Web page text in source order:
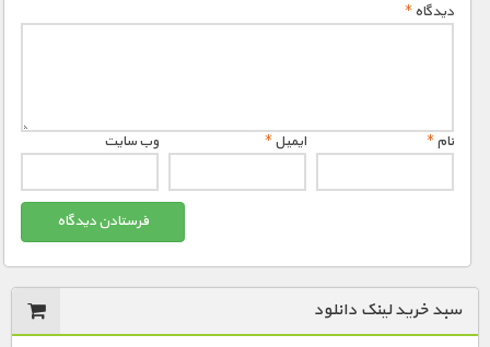
دیدگاه*
نام* ایمیل* وب‌ سایت
سبد خرید لینک دانلود